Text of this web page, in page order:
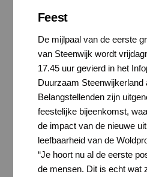
Feest
De mijlpaal van de eerste
van Steenwijk wordt
17.45 uur gevierd in het
Duurzaam Steenwijkerland
Belangstellenden zijn
feestelijke bijeenkomst,
de impact van de nieuwe
leefbaarheid van de
“Je hoort nu al de eerste
de mensen. Dit is echt wat